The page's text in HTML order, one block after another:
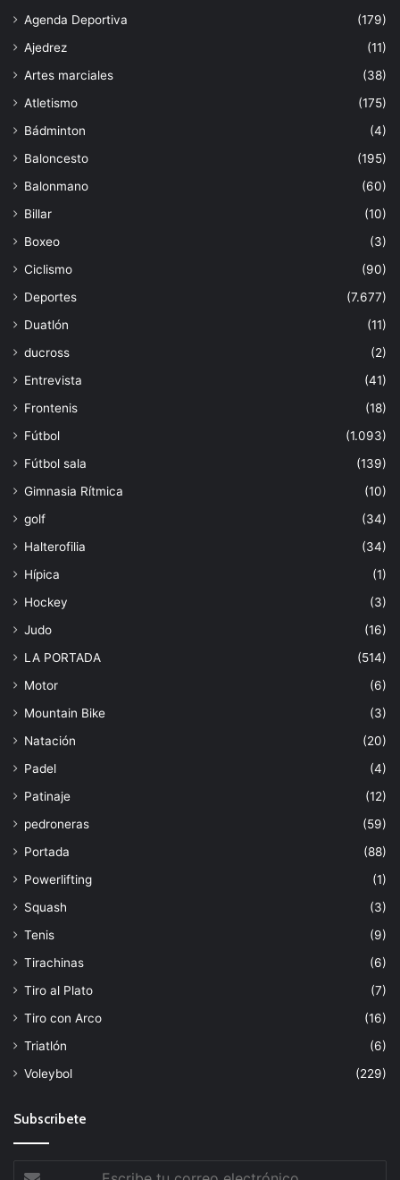
Agenda Deportiva
(179)
Ajedrez
(11)
Artes marciales
(38)
Atletismo
(175)
Bádminton
(4)
Baloncesto
(195)
Balonmano
(60)
Billar
(10)
Boxeo
(3)
Ciclismo
(90)
Deportes
(7.677)
Duatlón
(11)
ducross
(2)
Entrevista
(41)
Frontenis
(18)
Fútbol
(1.093)
Fútbol sala
(139)
Gimnasia Rítmica
(10)
golf
(34)
Halterofilia
(34)
Hípica
(1)
Hockey
(3)
Judo
(16)
LA PORTADA
(514)
Motor
(6)
Mountain Bike
(3)
Natación
(20)
Padel
(4)
Patinaje
(12)
pedroneras
(59)
Portada
(88)
Powerlifting
(1)
Squash
(3)
Tenis
(9)
Tirachinas
(6)
Tiro al Plato
(7)
Tiro con Arco
(16)
Triatlón
(6)
Voleybol
(229)
Subscribete